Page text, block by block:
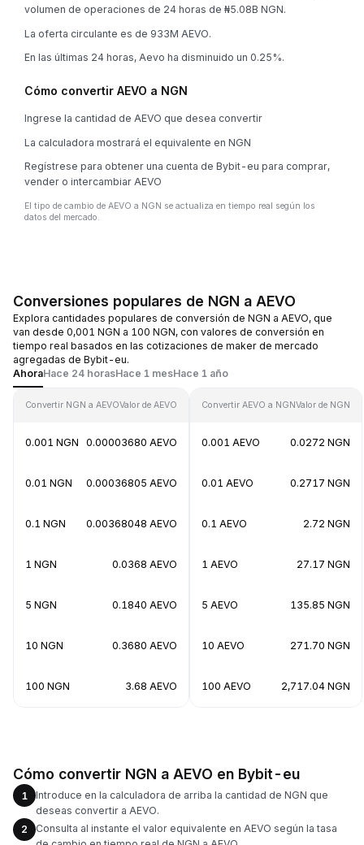
volumen de operaciones de 24 horas de ₦5.08B NGN.
La oferta circulante es de 933M AEVO.
En las últimas 24 horas, Aevo ha disminuido un 0.25%.
Cómo convertir AEVO a NGN
Ingrese la cantidad de AEVO que desea convertir
La calculadora mostrará el equivalente en NGN
Regístrese para obtener una cuenta de Bybit-eu para comprar,
vender o intercambiar AEVO
El tipo de cambio de AEVO a NGN se actualiza en tiempo real según los
datos del mercado.
Conversiones populares de NGN a AEVO
Explora cantidades populares de conversión de NGN a AEVO, que
van desde 0,001 NGN a 100 NGN, con valores de conversión en
tiempo real basados en las cotizaciones de maker de mercado
agregadas de Bybit-eu.
AhoraHace 24 horasHace 1 mesHace 1 año
Convertir NGN a AEVOValor de AEVO
0.001 NGN 0.00003680 AEVO
0.01 NGN 0.00036805 AEVO
0.1 NGN 0.00368048 AEVO
1 NGN 0.0368 AEVO
5 NGN 0.1840 AEVO
10 NGN 0.3680 AEVO
100 NGN 3.68 AEVO
Convertir AEVO a NGNValor de NGN
0.001 AEVO 0.0272 NGN
0.01 AEVO 0.2717 NGN
0.1 AEVO 2.72 NGN
1 AEVO 27.17 NGN
5 AEVO 135.85 NGN
10 AEVO 271.70 NGN
100 AEVO 2,717.04 NGN
Cómo convertir NGN a AEVO en Bybit-eu
1
Introduce en la calculadora de arriba la cantidad de NGN que
deseas convertir a AEVO.
2
Consulta al instante el valor equivalente en AEVO según la tasa